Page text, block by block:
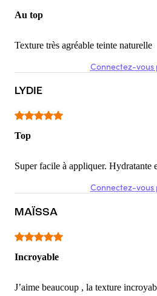
Au top
Texture très agréable teinte naturelle
Connectez-
LYDIE
Top
Super facile à appliquer. Hydratante
Connectez-
MAÏSSA
Incroyable
J’aime beaucoup , la texture